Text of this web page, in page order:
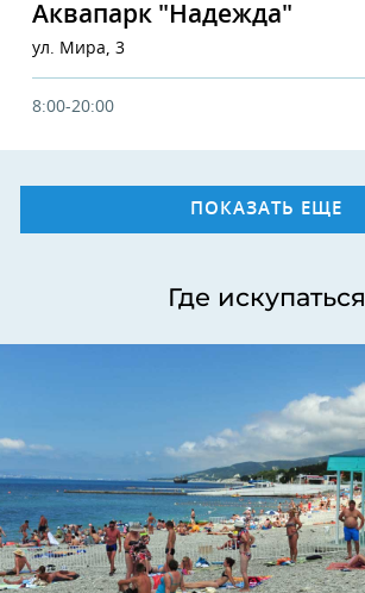
Аквапарк "Надежда"
ул. Мира, 3
8:00-20:00
ПОКАЗАТЬ ЕЩЕ
Где искупаться